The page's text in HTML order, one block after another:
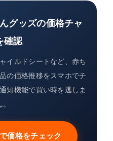
グッズの価格チャ
確認
イルドシートなど、赤ち
の価格推移をスマホでチ
知機能で買い時を逃しま
価格をチェック